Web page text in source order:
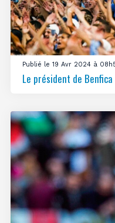
Publié le 19 Avr 2024 à
Le président de